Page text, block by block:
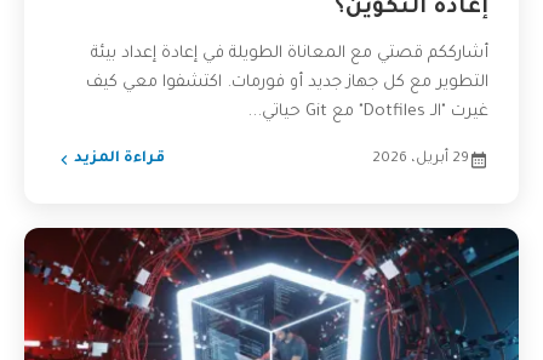
إعادة التكوين؟
أشارككم قصتي مع المعاناة الطويلة في إعادة إعداد بيئة
التطوير مع كل جهاز جديد أو فورمات. اكتشفوا معي كيف
غيرت "الـ Dotfiles" مع Git حياتي...
29 أبريل، 2026 قراءة المزيد